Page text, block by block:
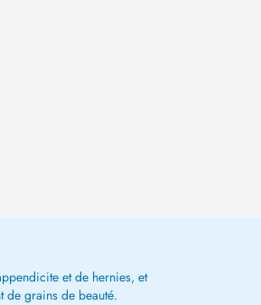
et de hernies, et
de grains de beauté.